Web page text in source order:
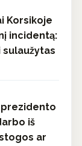
Korsikoje
incidentą:
prezidento
iš
ar